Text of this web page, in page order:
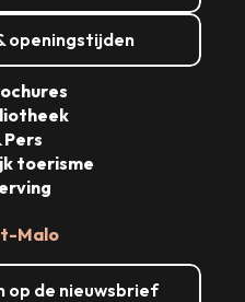
openingstijden
Malo
op de nieuwsbrief
Pers
toerisme